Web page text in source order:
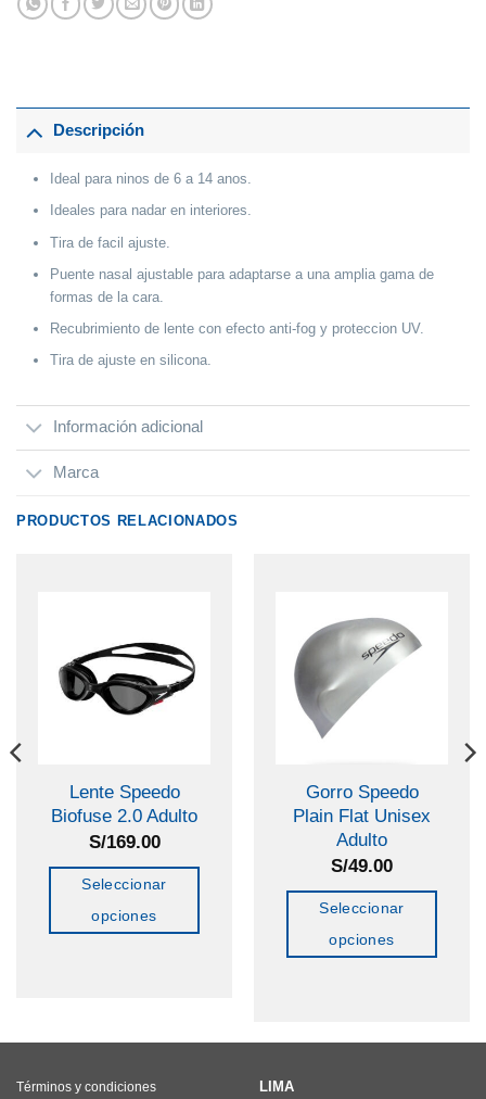
Descripción
Ideal para ninos de 6 a 14 anos.
Ideales para nadar en interiores.
Tira de facil ajuste.
Puente nasal ajustable para adaptarse a una amplia gama de
formas de la cara.
Recubrimiento de lente con efecto anti-fog y proteccion UV.
Tira de ajuste en silicona.
Información adicional
Marca
PRODUCTOS RELACIONADOS
Lente Speedo
Biofuse 2.0 Adulto
S/169.00
Seleccionar
opciones
Las
Gorro Speedo
Plain Flat Unisex
Adulto
S/49.00
Seleccionar
opciones
Términos y condiciones
LIMA